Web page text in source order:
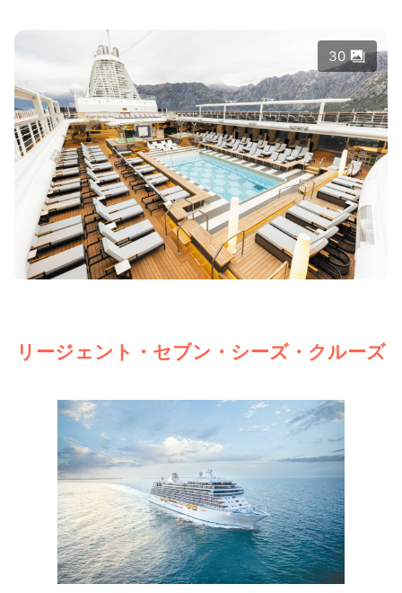
30
リージェント・セブン・シーズ・クルーズ